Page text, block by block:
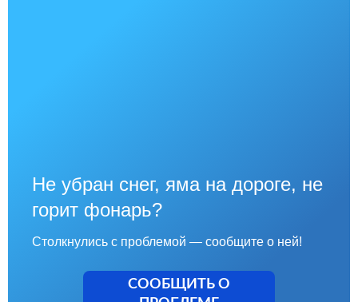
Не убран снег, яма на дороге, не
горит фонарь?
Столкнулись с проблемой — сообщите о ней!
СООБЩИТЬ О